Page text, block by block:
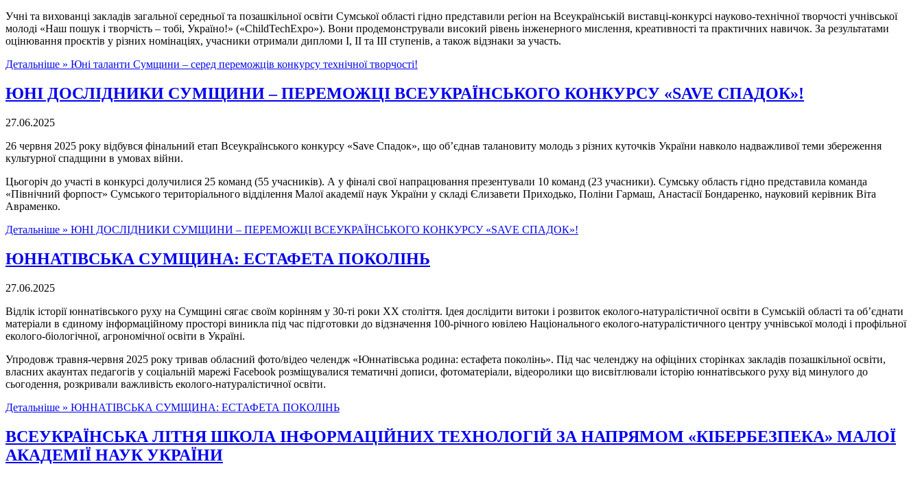
Учні та вихованці закладів загальної середньої та позашкільної освіти Сумської області гідно представили регіон на Всеукраїнській виставці-конкурсі науково-технічної творчості учнівської
молоді «Наш пошук і творчість – тобі, Україно!» («ChildTechEхpo»). Вони продемонстрували високий рівень інженерного мислення, креативності та практичних навичок. За результатами
оцінювання проєктів у різних номінаціях, учасники отримали дипломи І, ІІ та ІІІ ступенів, а також відзнаки за участь.
Детальніше » Юні таланти Сумщини – серед переможців конкурсу технічної творчості!
ЮНІ ДОСЛІДНИКИ СУМЩИНИ – ПЕРЕМОЖЦІ ВСЕУКРАЇНСЬКОГО КОНКУРСУ «SAVE СПАДОК»!
27.06.2025
26 червня 2025 року відбувся фінальний етап Всеукраїнського конкурсу «Save Спадок», що об’єднав талановиту молодь з різних куточків України навколо надважливої теми збереження
культурної спадщини в умовах війни.
Цьогоріч до участі в конкурсі долучилися 25 команд (55 учасників). А у фіналі свої напрацювання презентували 10 команд (23 учасники). Сумську область гідно представила команда
«Північний форпост» Сумського територіального відділення Малої академії наук України у складі Єлизавети Приходько, Поліни Гармаш, Анастасії Бондаренко, науковий керівник Віта
Авраменко.
Детальніше » ЮНІ ДОСЛІДНИКИ СУМЩИНИ – ПЕРЕМОЖЦІ ВСЕУКРАЇНСЬКОГО КОНКУРСУ «SAVE СПАДОК»!
ЮННАТІВСЬКА СУМЩИНА: ЕСТАФЕТА ПОКОЛІНЬ
27.06.2025
Відлік історії юннатівського руху на Сумщині сягає своїм корінням у 30-ті роки ХХ століття. Ідея дослідити витоки і розвиток еколого-натуралістичної освіти в Сумській області та об’єднати
матеріали в єдиному інформаційному просторі виникла під час підготовки до відзначення 100-річного ювілею Національного еколого-натуралістичного центру учнівської молоді і профільної
еколого-біологічної, агрономічної освіти в Україні.
Упродовж травня-червня 2025 року тривав обласний фото/відео челендж «Юннатівська родина: естафета поколінь». Під час челенджу на офіціних сторінках закладів позашкільної освіти,
власних акаунтах педагогів у соціальній марежі Facebook розміщувалися тематичні дописи, фотоматеріали, відеоролики що висвітлювали історію юннатівського руху від минулого до
сьогодення, розкривали важливість еколого-натуралістичної освіти.
Детальніше » ЮННАТІВСЬКА СУМЩИНА: ЕСТАФЕТА ПОКОЛІНЬ
ВСЕУКРАЇНСЬКА ЛІТНЯ ШКОЛА ІНФОРМАЦІЙНИХ ТЕХНОЛОГІЙ ЗА НАПРЯМОМ «КІБЕРБЕЗПЕКА» МАЛОЇ
АКАДЕМІЇ НАУК УКРАЇНИ